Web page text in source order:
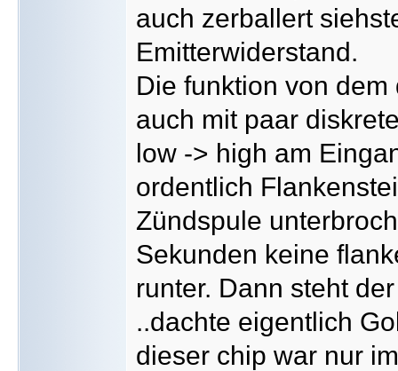
auch zerballert
Emitterwiderstand.
Die funktion von
auch mit paar
low -> high am
ordentlich
Zündspule
Sekunden keine
runter. Dann steht
..dachte eigentlich
dieser chip war nur